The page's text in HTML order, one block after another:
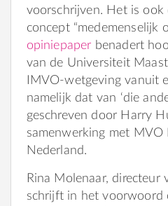
voorschrijven. Het is ook
concept “medemenselijk
opiniepaper benadert
van de Universiteit
IMVO-wetgeving vanuit
namelijk dat van ‘die
geschreven door Harry
samenwerking met
Nederland.
Rina Molenaar, directeur
schrijft in het voorwoord